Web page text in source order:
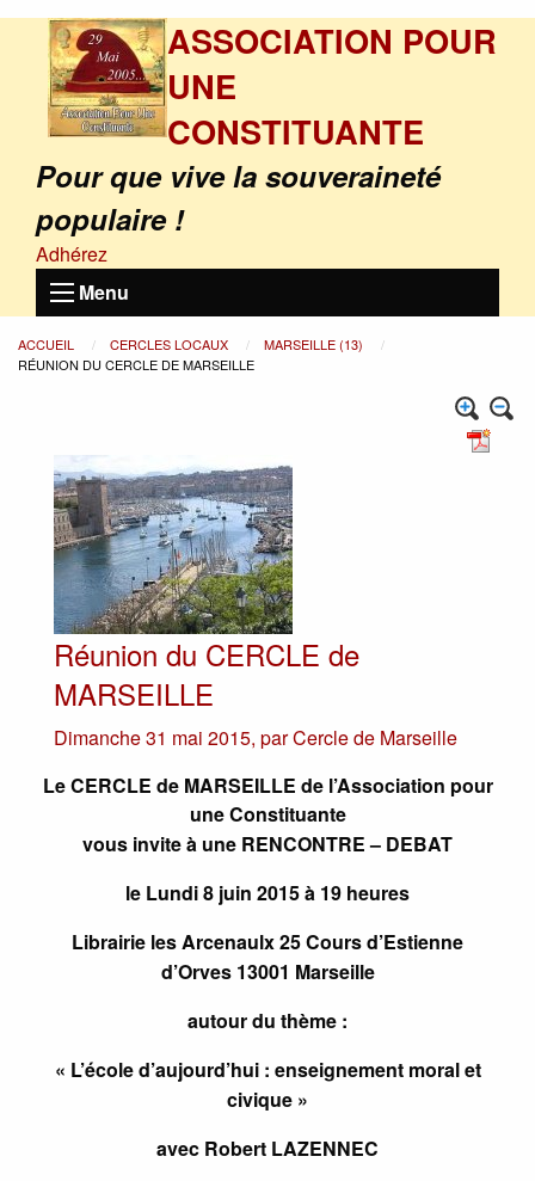
ASSOCIATION POUR
UNE
CONSTITUANTE
Pour que vive la souveraineté
populaire !
Adhérez
Menu
ACCUEIL CERCLES LOCAUX
MARSEILLE (13)
RÉUNION DU CERCLE DE MARSEILLE
Réunion du CERCLE de
MARSEILLE
Dimanche 31 mai 2015, parCercle de Marseille
Le CERCLE de MARSEILLE de l’Association pour
une Constituante
vous invite à une RENCONTRE – DEBAT
le Lundi 8 juin 2015 à 19 heures
Librairie les Arcenaulx 25 Cours d’Estienne
d’Orves 13001 Marseille
autour du thème :
« L’école d’aujourd’hui : enseignement moral et
civique »
avec Robert LAZENNEC